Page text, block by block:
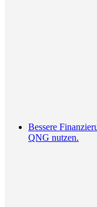
Bessere
QNG nutzen.